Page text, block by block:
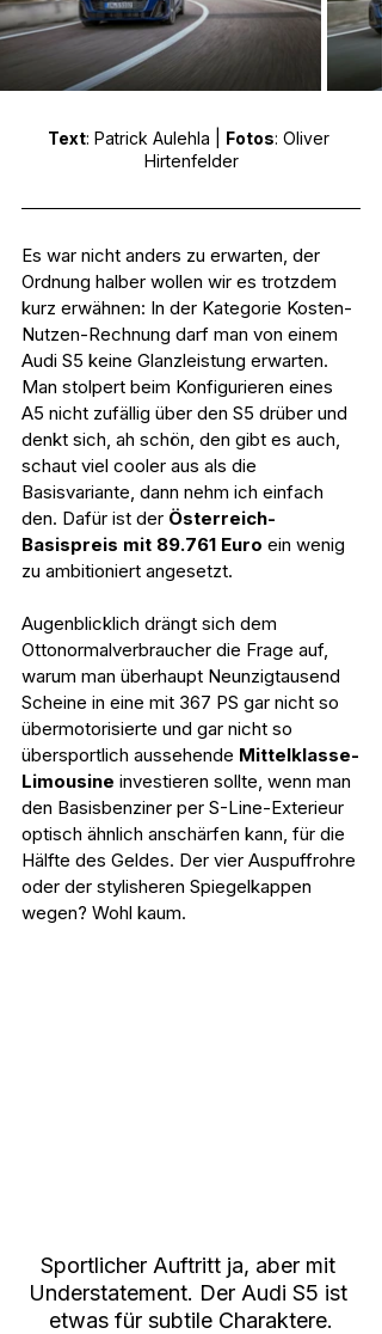
Text: Patrick Aulehla | Fotos: Oliver
Hirtenfelder
Es war nicht anders zu erwarten, der
Ordnung halber wollen wir es trotzdem
kurz erwähnen: In der Kategorie Kosten-
Nutzen-Rechnung darf man von einem
Audi S5 keine Glanzleistung erwarten.
Man stolpert beim Konfigurieren eines
A5 nicht zufällig über den S5 drüber und
denkt sich, ah schön, den gibt es auch,
schaut viel cooler aus als die
Basisvariante, dann nehm ich einfach
den. Dafür ist der Österreich-
Basispreis mit 89.761 Euro ein wenig
zu ambitioniert angesetzt.
Augenblicklich drängt sich dem
Ottonormalverbraucher die Frage auf,
warum man überhaupt Neunzigtausend
Scheine in eine mit 367 PS gar nicht so
übermotorisierte und gar nicht so
übersportlich aussehende Mittelklasse-
Limousine investieren sollte, wenn man
den Basisbenziner per S-Line-Exterieur
optisch ähnlich anschärfen kann, für die
Hälfte des Geldes. Der vier Auspuffrohre
oder der stylisheren Spiegelkappen
wegen? Wohl kaum.
Sportlicher Auftritt ja, aber mit
Understatement. Der Audi S5 ist
etwas für subtile Charaktere.